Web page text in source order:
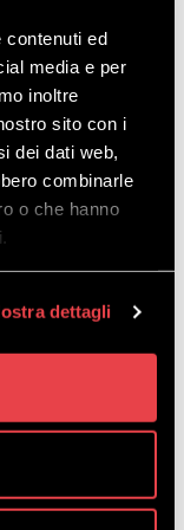
contenuti ed
media e per
inoltre
sito con i
dei dati web,
combinarle
o che hanno
dettagli